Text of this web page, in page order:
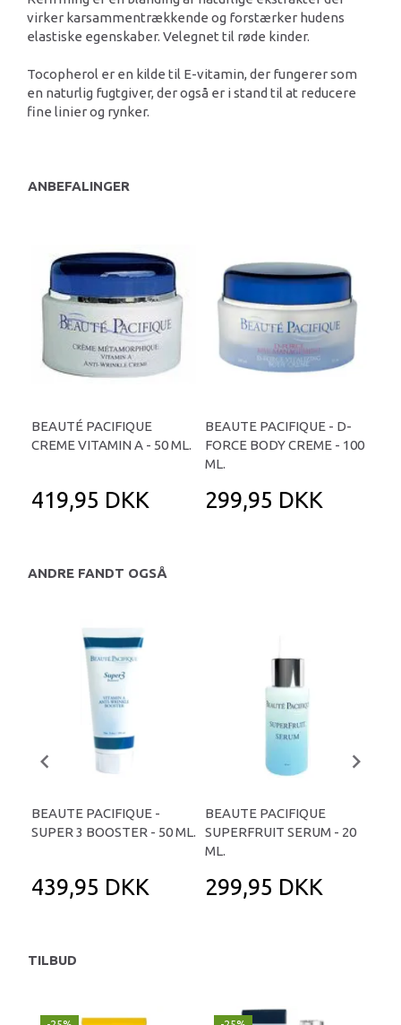
virker karsammentrækkende og forstærker hudens
elastiske egenskaber. Velegnet til røde kinder.
Tocopherol er en kilde til E-vitamin, der fungerer som
en naturlig fugtgiver, der også er i stand til at reducere
fine linier og rynker.
ANBEFALINGER
BEAUTÉ PACIFIQUE
CREME VITAMIN A - 50 ML.
419,95 DKK
BEAUTE PACIFIQUE - D-
FORCE BODY CREME - 100
ML.
299,95 DKK
ANDRE FANDT OGSÅ
BEAUTE PACIFIQUE -
SUPER 3 BOOSTER - 50 ML.
439,95 DKK
BEAUTE PACIFIQUE
SUPERFRUIT SERUM - 20
ML.
299,95 DKK
TILBUD